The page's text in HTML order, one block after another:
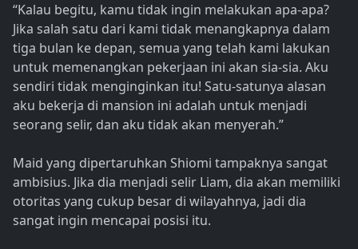
“Kalau begitu, kamu tidak ingin melakukan apa-apa?
Jika salah satu dari kami tidak menangkapnya dalam
tiga bulan ke depan, semua yang telah kami lakukan
untuk memenangkan pekerjaan ini akan sia-sia. Aku
sendiri tidak menginginkan itu! Satu-satunya alasan
aku bekerja di mansion ini adalah untuk menjadi
seorang selir, dan aku tidak akan menyerah.”
Maid yang dipertaruhkan Shiomi tampaknya sangat
ambisius. Jika dia menjadi selir Liam, dia akan memiliki
otoritas yang cukup besar di wilayahnya, jadi dia
sangat ingin mencapai posisi itu.